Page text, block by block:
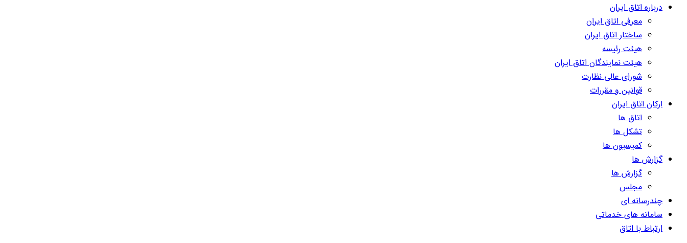
درباره اتاق ایران
معرفی اتاق ایران
ساختار اتاق ایران
هیئت رئیسه
هیئت نمایندگان اتاق ایران
شورای عالی نظارت
قوانین و مقررات
ارکان اتاق ایران
اتاق ها
تشکل ها
کمیسیون ها
گزارش ها
گزارش ها
مجلس
چندرسانه ای
سامانه های خدماتی
ارتباط با اتاق